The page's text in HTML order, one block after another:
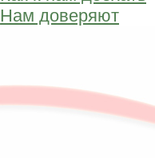
Нам доверяют